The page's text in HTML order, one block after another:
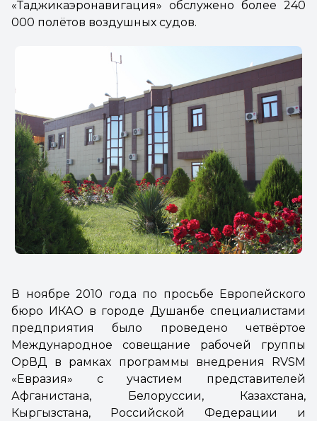
«Таджикаэронавигация» обслужено более 240
000 полётов воздушных судов.
В ноябре 2010 года по просьбе Европейского
бюро ИКАО в городе Душанбе специалистами
предприятия было проведено четвёртое
Международное совещание рабочей группы
ОрВД в рамках программы внедрения RVSM
«Евразия» с участием представителей
Афганистана, Белоруссии, Казахстана,
Кыргызстана, Российской Федерации и